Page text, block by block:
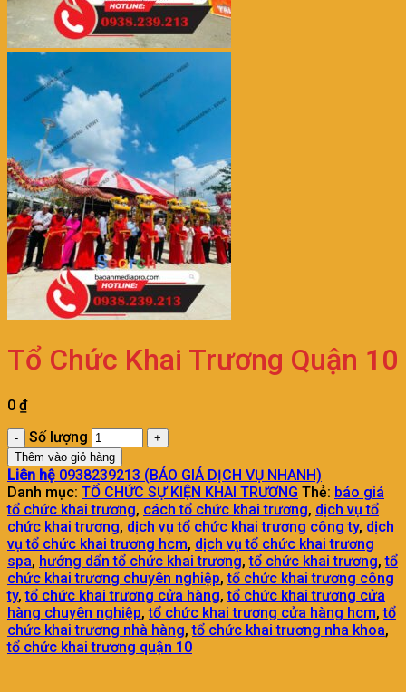
Tổ Chức Khai Trương Quận 10
0 ₫
Số lượng
Thêm vào giỏ hàng
Liên hệ 0938239213 (BÁO GIÁ DỊCH VỤ NHANH)
Danh mục: TỔ CHỨC SỰ KIỆN KHAI TRƯƠNG Thẻ: báo giá
tổ chức khai trương, cách tổ chức khai trương, dịch vụ tổ
chức khai trương, dịch vụ tổ chức khai trương công ty, dịch
vụ tổ chức khai trương hcm, dịch vụ tổ chức khai trương
spa, hướng dẩn tổ chức khai trương,tổ chức khai trương,tổ
chức khai trương chuyên nghiệp,tổ chức khai trương công
ty,tổ chức khai trương cửa hàng,tổ chức khai trương cửa
hàng chuyên nghiệp,tổ chức khai trương cửa hàng hcm,tổ
chức khai trương nhà hàng,tổ chức khai trương nha khoa,
tổ chức khai trương quận 10